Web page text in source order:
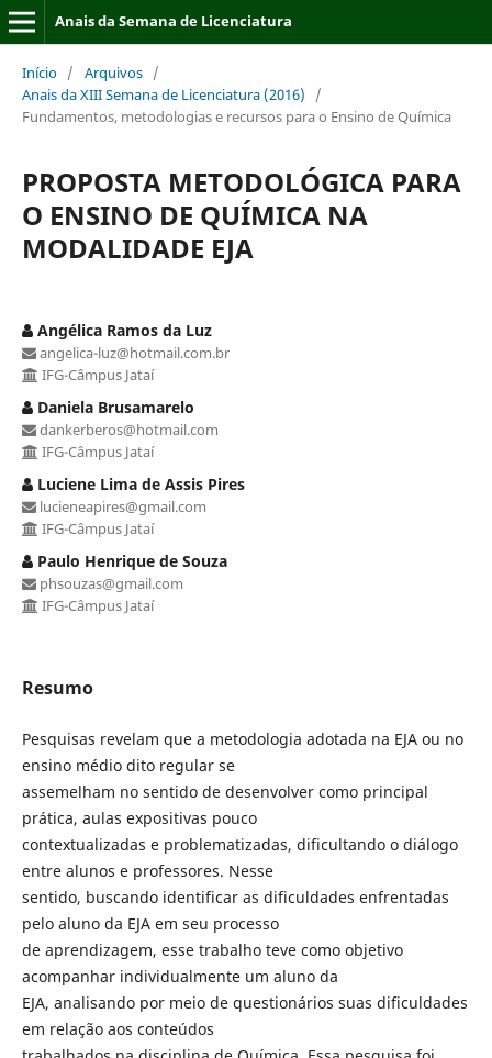
Anais da Semana de Licenciatura
Início / Arquivos /
Anais da XIII Semana de Licenciatura (2016)
/
Fundamentos, metodologias e recursos para o Ensino de Química
PROPOSTA METODOLÓGICA PARA
O ENSINO DE QUÍMICA NA
MODALIDADE EJA
Angélica Ramos da Luz
angelica-luz@hotmail.com.br
IFG-Câmpus Jataí
Daniela Brusamarelo
dankerberos@hotmail.com
IFG-Câmpus Jataí
Luciene Lima de Assis Pires
lucieneapires@gmail.com
IFG-Câmpus Jataí
Paulo Henrique de Souza
phsouzas@gmail.com
IFG-Câmpus Jataí
Resumo
Pesquisas revelam que a metodologia adotada na EJA ou no
ensino médio dito regular se
assemelham no sentido de desenvolver como principal
prática, aulas expositivas pouco
contextualizadas e problematizadas, dificultando o diálogo
entre alunos e professores. Nesse
sentido, buscando identificar as dificuldades enfrentadas
pelo aluno da EJA em seu processo
de aprendizagem, esse trabalho teve como objetivo
acompanhar individualmente um aluno da
EJA, analisando por meio de questionários suas dificuldades
em relação aos conteúdos